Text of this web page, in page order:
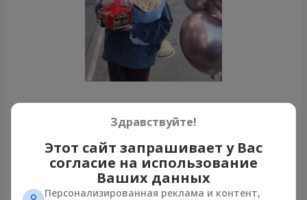
Все фото доставок
Заказать этот товар
Наши клиенты
Здравствуйте!
Этот сайт запрашивает у Вас
согласие на использование
Ваших данных
Персонализированная реклама и контент,